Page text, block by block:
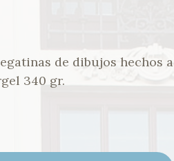
de dibujos hechos a
340 gr.